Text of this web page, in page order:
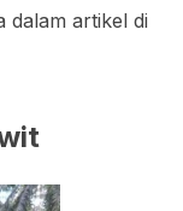
dalam artikel di